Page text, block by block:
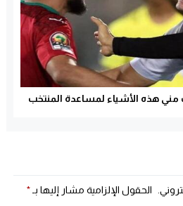
هذه الأشياء لمساعدة المنتخب
الحقول الإلزامية مشار إليها بـ*